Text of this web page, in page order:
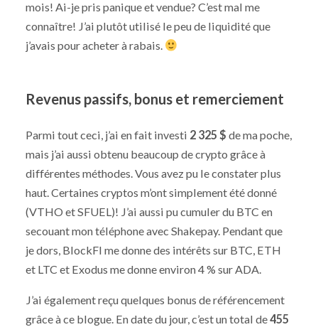
mois! Ai-je pris panique et vendue? C’est mal me
connaître! J’ai plutôt utilisé le peu de liquidité que
j’avais pour acheter à rabais.
Revenus passifs, bonus et remerciement
Parmi tout ceci, j’ai en fait investi 2 325 $ de ma poche,
mais j’ai aussi obtenu beaucoup de crypto grâce à
différentes méthodes. Vous avez pu le constater plus
haut. Certaines cryptos m’ont simplement été donné
(VTHO et SFUEL)! J’ai aussi pu cumuler du BTC en
secouant mon téléphone avec Shakepay. Pendant que
je dors, BlockFI me donne des intérêts sur BTC, ETH
et LTC et Exodus me donne environ 4 % sur ADA.
J’ai également reçu quelques bonus de référencement
grâce à ce blogue. En date du jour, c’est un total de455